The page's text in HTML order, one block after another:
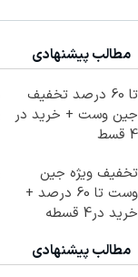
مطالب پیشنهادی
تا 60 درصد تخفیف
جین وست + خرید در
4 قسط
تخفیف ویژه جین
وست تا 60 درصد +
خرید در4 قسطه
مطالب پیشنهادی